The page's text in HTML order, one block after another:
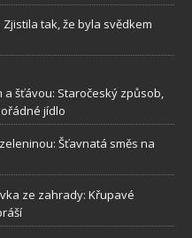
tak, že byla svědkem
šťávou: Staročeský způsob,
jídlo
Šťavnatá směs na
ze zahrady: Křupavé